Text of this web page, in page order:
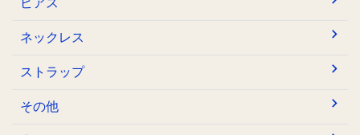
ネックレス
ストラップ
その他